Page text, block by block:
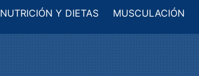
NUTRICIÓN Y DIETAS MUSCULACIÓN